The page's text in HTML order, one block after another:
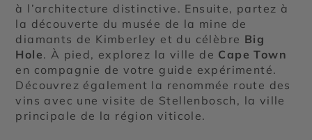
à l’architecture distinctive. Ensuite, partez à
la découverte du musée de la mine de
diamants de Kimberley et du célèbre Big
Hole. À pied, explorez la ville de Cape Town
en compagnie de votre guide expérimenté.
Découvrez également la renommée route des
vins avec une visite de Stellenbosch, la ville
principale de la région viticole.